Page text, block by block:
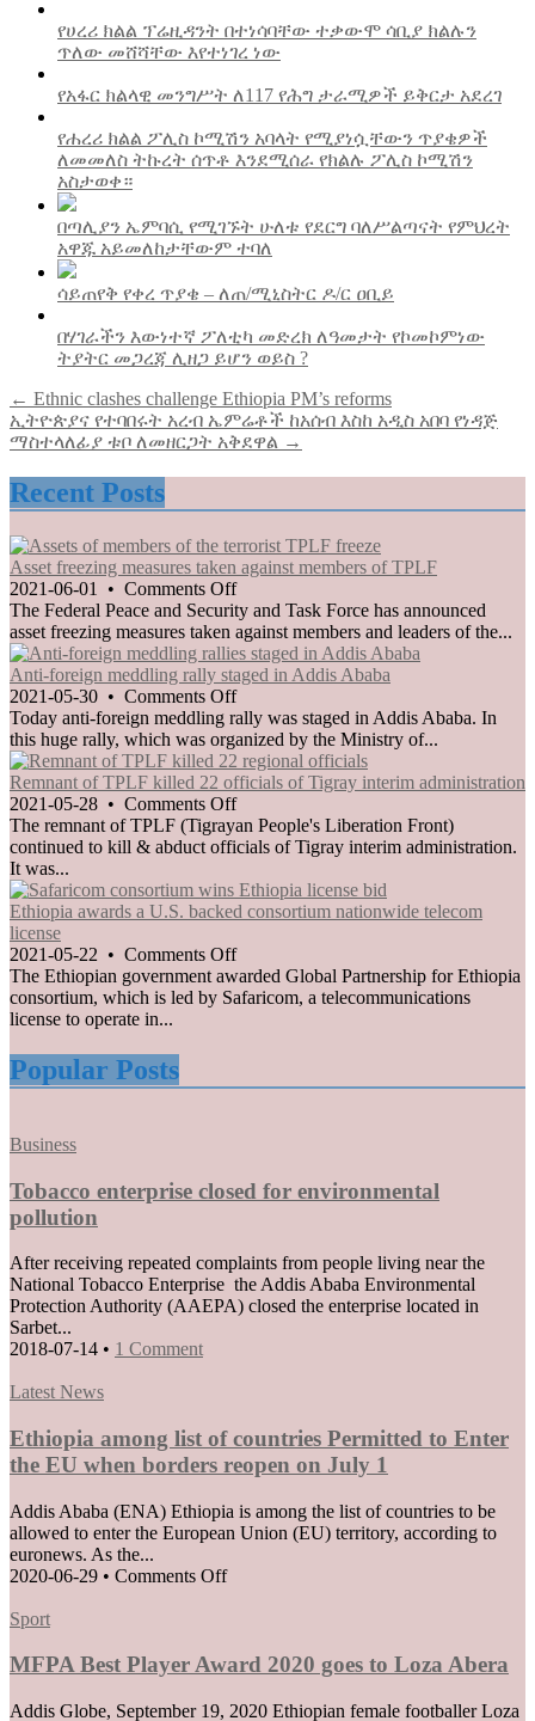
የሀረሪ ክልል ፕሬዚዳንት በተነሳባቸው ተቃውሞ ሳቢያ ክልሉን
ጥለው መሸሻቸው እየተነገረ ነው
የአፋር ክልላዊ መንግሥት ለ117 የሕግ ታራሚዎች ይቅርታ አደረገ
የሐረሪ ክልል ፖሊስ ኮሚሽን አባላት የሚያነሷቸውን ጥያቄዎች
ለመመለስ ትኩረት ሰጥቶ እንደሚሰራ የክልሉ ፖሊስ ኮሚሽን
አስታወቀ።
በጣሊያን ኤምባሲ የሚገኙት ሁለቱ የደርግ ባለሥልጣናት የምህረት
አዋጁ አይመለከታቸውም ተባለ
ሳይጠየቅ የቀረ ጥያቄ – ለጠ/ሚኒስትር ዶ/ር ዐቢይ
በሃገራችን እውነተኛ ፖለቲካ መድረክ ለዓመታት የኮመኮምነው
ትያትር መጋረጃ ሊዘጋ ይሆን ወይስ ?
Post
navigation
← Ethnic clashes challenge Ethiopia PM’s reforms
ኢትዮጵያና የተባበሩት አረብ ኤምሬቶች ከአሰብ እስከ አዲስ አበባ የነዳጅ
ማስተላለፊያ ቱቦ ለመዘርጋት አቅደዋል →
Recent Posts
Asset freezing measures taken against members of TPLF
2021-06-01
• Comments Offon
Asset
freezing
measures
taken
against
members
of
TPLF
The Federal Peace and Security and Task Force has announced
asset freezing measures taken against members and leaders of the...
Anti-foreign meddling rally staged in Addis Ababa
2021-05-30 • Comments Offon
Anti-
foreign
meddling
rally
staged
in
Addis
Today anti-foreign meddling rally was staged in Addis Ababa. In
this huge rally, which was organized by the Ministry of...
Remnant of TPLF killed 22 officials of Tigray interim administration
2021-05-28 • Comments Offon
Remnant
of
killed
22
of
Tigray
interim
The remnant of TPLF (Tigrayan People's Liberation Front)
continued to kill & abduct officials of Tigray interim administration.
It was...
Ethiopia awards a U.S. backed consortium nationwide telecom
license
2021-05-22 • Comments Offon
Ethiopia
awards
consortium
The Ethiopian government awarded Global Partnership for Ethiopia
consortium, which is led by Safaricom, a telecommunications
license to operate in...
Popular Posts
Posted
Business
Tobacco enterprise closed for environmental
pollution
After receiving repeated complaints from people living near the
National Tobacco Enterprise the Addis Ababa Environmental
Protection Authority (AAEPA) closed the enterprise located in
Sarbet...
2018-07-14 • 1 Comment
Posted
Latest News
Ethiopia among list of countries Permitted to Enter
the EU when borders reopen on July 1
Addis Ababa (ENA) Ethiopia is among the list of countries to be
allowed to enter the European Union (EU) territory, according to
euronews. As the...
2020-06-29 • Comments Offon
of
Permitted
Posted
Sport
MFPA Best Player Award 2020 goes to Loza Abera
Addis Globe, September 19, 2020 Ethiopian female footballer Loza